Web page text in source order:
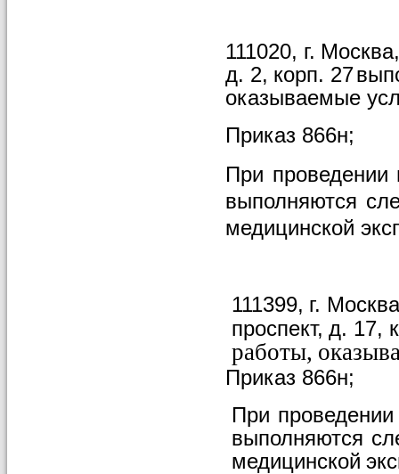
111020, г.
д. 2, корп. 27
оказываемые
Приказ 866н;
При проведении
выполняются
медицинской
111399, г.
проспект, д. 17,
работы,
Приказ 866н;
При проведении
выполняются
медицинской